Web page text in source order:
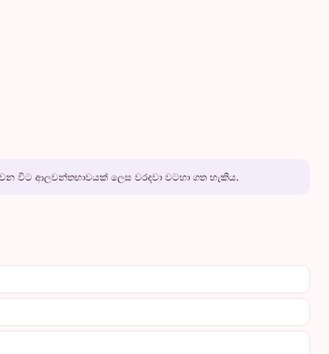
විට ආලවන්තභාවයක් ලෙස වරදවා වටහා ගත හැකිය.